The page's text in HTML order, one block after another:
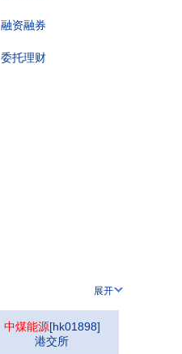
融资融券
委托理财
展开
中煤能源[hk01898]
港交所